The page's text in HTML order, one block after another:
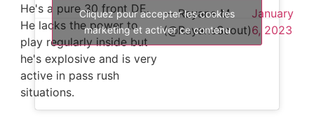
He's a pure 30 front DE.
He lacks the power to
play regularly inside but
he's explosive and is very
active in pass rush
situations.
— Rayane M
(@RayaneScout)
January
6, 2023
Cliquez pour accepter les cookies
marketing et activer ce contenu